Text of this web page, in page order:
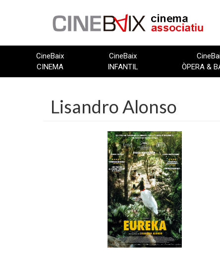
CineBaix
CINEMA
CineBaix
INFANTIL
ÒPERA &
Lisandro Alonso